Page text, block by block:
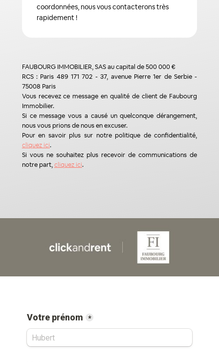
coordonnées, nous vous contacterons très
rapidement !
FAUBOURG IMMOBILIER, SAS au capital de 500 000 €
RCS : Paris 489 171 702 - 37, avenue Pierre 1er de Serbie -
75008 Paris
Vous recevez ce message en qualité de client de Faubourg
Immobilier.
Si ce message vous a causé un quelconque dérangement,
nous vous prions de nous en excuser.
Pour en savoir plus sur notre politique de confidentialité,
cliquez ici.
Si vous ne souhaitez plus recevoir de communications de
notre part,cliquez ici.